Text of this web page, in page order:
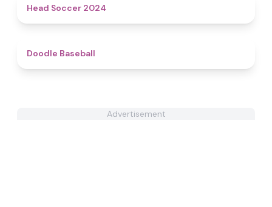
Head Soccer 2024
Doodle Baseball
Advertisement